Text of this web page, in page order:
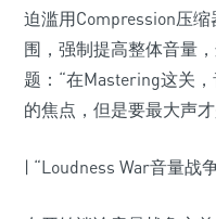
迫滥用Compression压
围，强制提高整体音量
题：“在Mastering这关
的焦点，但是要最大声
| “Loudness War音量战